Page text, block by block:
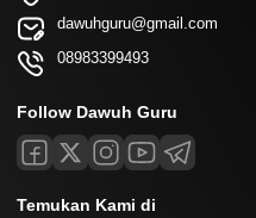
dawuhguru@gmail.com
08983399493
Follow Dawuh Guru
Temukan Kami di